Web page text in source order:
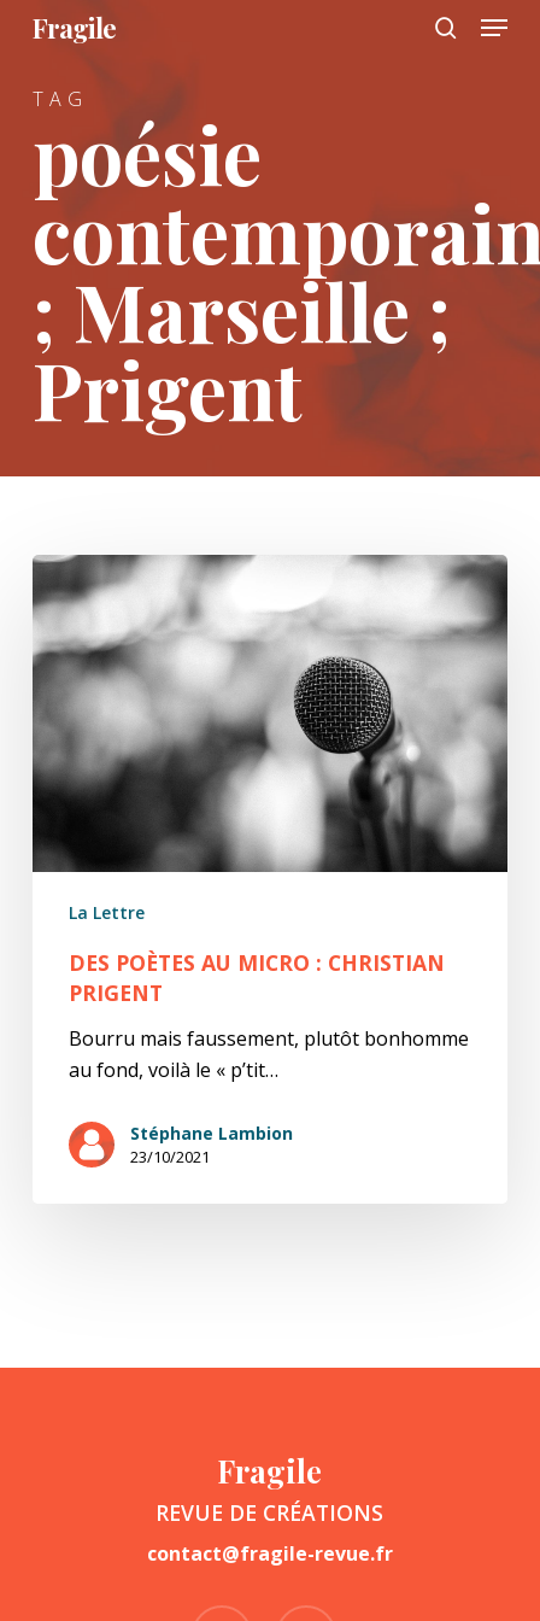
Skip
content
Fragile Menu
TAG
poésie
; Marseille ;
Prigent
Des
poètes
micro
Christian
Prigent
La Lettre
DES POÈTES AU MICRO : CHRISTIAN
PRIGENT
Bourru mais faussement, plutôt bonhomme
au fond, voilà le « p’tit…
Stéphane Lambion
23/10/2021
Fragile
REVUE DE CRÉATIONS
contact@fragile-revue.fr
facebook instagram